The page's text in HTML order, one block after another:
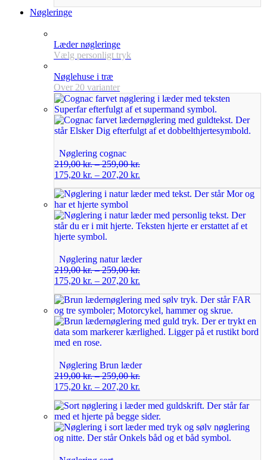
Nøgleringe
Læder nøgleringe
Vælg personligt tryk
Nøglehuse i træ
Over 20 varianter
Nøglering cognac
219,00kr.–259,00kr.
175,20 kr. – 207,20 kr.
Nøglering natur læder
219,00kr.–259,00kr.
175,20 kr. – 207,20 kr.
Nøglering Brun læder
219,00kr.–259,00kr.
175,20 kr. – 207,20 kr.